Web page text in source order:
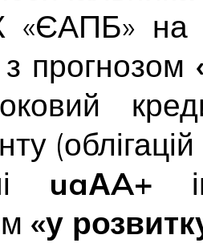
на
з прогнозом
uaАA+
«у